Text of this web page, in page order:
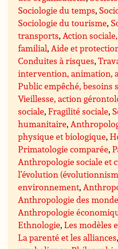
Sociologie du temps,
Sociologie du tourisme,
transports, Action
familial, Aide et
Conduites à risques,
intervention, animation,
Public empêché, besoins
Vieillesse, action
sociale,Fragilité sociale,
humanitaire,
physique et biologique,
Primatologie comparée,
Anthropologie sociale et
l’évolution
environnement,
Anthropologie des
Anthropologie
Ethnologie,Les modèles
La parenté et les alliances,